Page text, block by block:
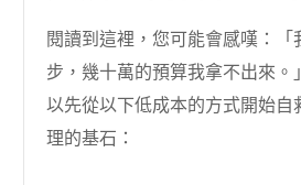
閱讀到這裡，您可能會感嘆：「
步，幾十萬的預算我拿不出來。
以先從以下低成本的方式開始自
理的基石：